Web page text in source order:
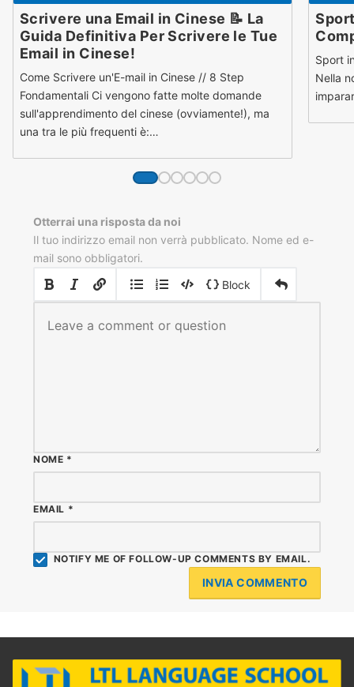
Scrivere una Email in Cinese 📝 La
Guida Definitiva Per Scrivere le Tue
Email in Cinese!
Come Scrivere un'E-mail in Cinese // 8 Step
Fondamentali Ci vengono fatte molte domande
sull'apprendimento del cinese (ovviamente!), ma
una tra le più frequenti è:…
Sport
Nella
Otterrai una risposta da noi
Il tuo indirizzo email non verrà pubblicato. Nome ed e-
mail sono obbligatori.
Block
NOTIFY ME OF FOLLOW-UP COMMENTS BY EMAIL.
NOME *
EMAIL *